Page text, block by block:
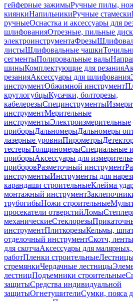
гейферные зажимыРучные пилы,
киянкиНапильникиРучные стамески
ручныеОснастка и аксессуары для
шлифованияОтрезные, пильные
электроинструментаФрезы
листыШлифовальные чашки
сегментыПолировальные валы
шиныКомплектующие для резания
резанияАксессуары для шлифования
инструментОбжимной инструмент
круглогубцыКусачки, болторезы,
кабелерезыСпецинструменты
инструментМерительные
инструментыЭлектроизмерительные
приборыДальномерыДальномеры
лазерные уровниПирометры
тестерыТолщиномерыСпециальные
приборыАксессуары для
приборовРазметочный инструмент
инструментыИнструменты для
карандаши строительныеКлейма
монтажный инструмент
трубогибыНожи строительные
просекатели отверстийЛомы
механическиеСтеклорезы
инструментПлиткорезыКельмы,
отделочный инструментСкотч,
для скотчаАксессуары для
работПленки строительные
стремянкиЧердачные лестницы
лестницПодъемники строительные
защитыСредства индивидуальной
защитыОгнетушителиСумки, пояса